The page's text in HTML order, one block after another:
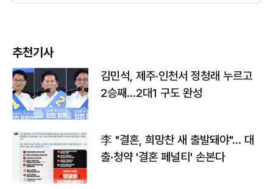
추천기사
김민석, 제주·인천서 정청래 누르고
2승째…2대1 구도 완성
李 "결혼, 희망찬 새 출발돼야"… 대
출·청약 '결혼 페널티' 손본다